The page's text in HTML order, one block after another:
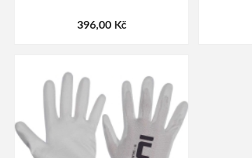
396,00 Kč